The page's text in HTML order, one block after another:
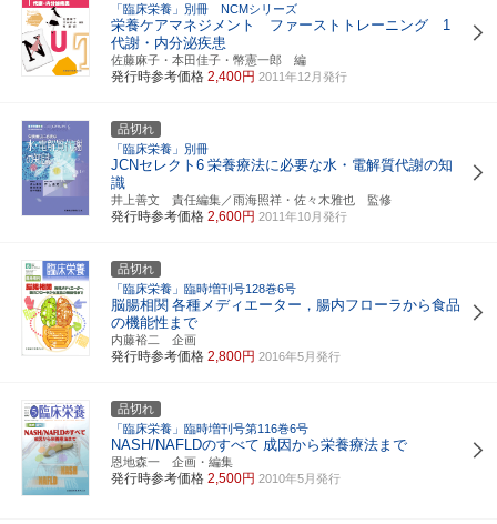
「臨床栄養」別冊 NCMシリーズ
栄養ケアマネジメント ファーストトレーニング 1
代謝・内分泌疾患
佐藤麻子・本田佳子・幣憲一郎 編
発行時参考価格 2,400円 2011年12月発行
品切れ
「臨床栄養」別冊
JCNセレクト6 栄養療法に必要な水・電解質代謝の知
識
井上善文 責任編集／雨海照祥・佐々木雅也 監修
発行時参考価格 2,600円 2011年10月発行
品切れ
「臨床栄養」臨時増刊号128巻6号
脳腸相関 各種メディエーター，腸内フローラから食品
の機能性まで
内藤裕二 企画
発行時参考価格 2,800円 2016年5月発行
品切れ
「臨床栄養」臨時増刊号第116巻6号
NASH/NAFLDのすべて 成因から栄養療法まで
恩地森一 企画・編集
発行時参考価格 2,500円 2010年5月発行